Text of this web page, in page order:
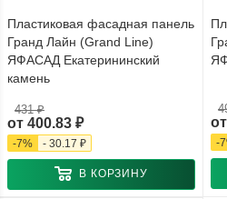
Пластиковая фасадная панель
Гранд Лайн (Grand Line)
ЯФАСАД Екатерининский
камень
от 400.83 ₽
431 ₽
-7% - 30.17 ₽
В КОРЗИНУ
от
-7